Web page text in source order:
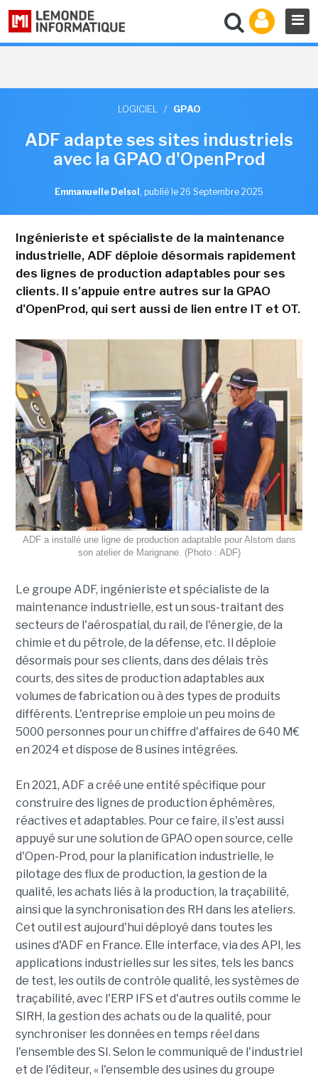
LOGICIEL / GPAO
ADF adapte ses sites industriels
avec la GPAO d'OpenProd
Emmanuelle Delsol , publié le 26 Septembre 2025
Ingénieriste et spécialiste de la maintenance
industrielle, ADF déploie désormais rapidement
des lignes de production adaptables pour ses
clients. Il s'appuie entre autres sur la GPAO
d'OpenProd, qui sert aussi de lien entre IT et OT.
ADF a installé une ligne de production adaptable pour Alstom dans
son atelier de Marignane. (Photo : ADF)
Le groupe ADF, ingénieriste et spécialiste de la
maintenance industrielle, est un sous-traitant des
secteurs de l'aérospatial, du rail, de l'énergie, de la
chimie et du pétrole, de la défense, etc. Il déploie
désormais pour ses clients, dans des délais très
courts, des sites de production adaptables aux
volumes de fabrication ou à des types de produits
différents. L'entreprise emploie un peu moins de
5000 personnes pour un chiffre d'affaires de 640 M€
en 2024 et dispose de 8 usines intégrées.
En 2021, ADF a créé une entité spécifique pour
construire des lignes de production éphémères,
réactives et adaptables. Pour ce faire, il s'est aussi
appuyé sur une solution de GPAO open source, celle
d'Open-Prod, pour la planification industrielle, le
pilotage des flux de production, la gestion de la
qualité, les achats liés à la production, la traçabilité,
ainsi que la synchronisation des RH dans les ateliers.
Cet outil est aujourd'hui déployé dans toutes les
usines d'ADF en France. Elle interface, via des API, les
applications industrielles sur les sites, tels les bancs
de test, les outils de contrôle qualité, les systèmes de
traçabilité, avec l'ERP IFS et d'autres outils comme le
SIRH, la gestion des achats ou de la qualité, pour
synchroniser les données en temps réel dans
l'ensemble des SI. Selon le communiqué de l'industriel
et de l'éditeur, « l'ensemble des usines du groupe